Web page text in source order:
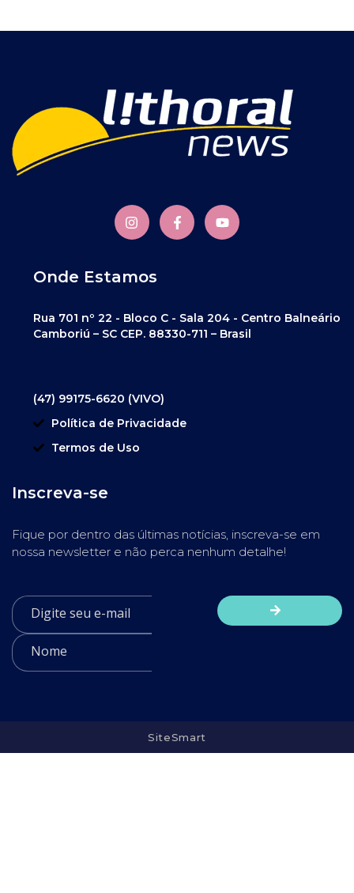
Onde Estamos
Rua 701 nº 22 - Bloco C - Sala 204 - Centro Balneário
Camboriú – SC CEP. 88330-711 – Brasil
(47) 99175-6620 (VIVO)
Política de Privacidade
Termos de Uso
Inscreva-se
Fique por dentro das últimas notícias, inscreva-se em
nossa newsletter e não perca nenhum detalhe!
SiteSmart